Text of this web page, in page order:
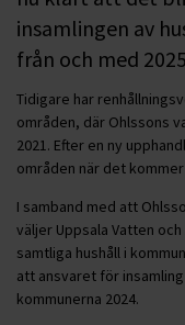
insamlingen av
från och med
Tidigare har
områden, där Ohlssons
2021. Efter en ny
områden när det
I samband med att
väljer Uppsala Vatten
samtliga hushåll i
att ansvaret för
kommunerna 2024.